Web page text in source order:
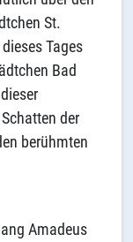
St.
Tages
Bad
der
berühmten
Amadeus